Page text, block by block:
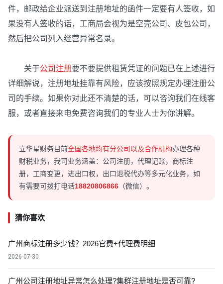
件，邮政给企业派送到注册地址的函件一定要有人签收，如
果没有人签收的话，工商局会视为是空壳公司、皮包公司，
然后把公司列入经营异常名录。
关于公司注册要不要提供租赁凭证的问题已在上述进行
详细解说，注册地址挂靠有风险，应该按照规定办理注册公
司的手续。如果你对此还不清楚的话，可以咨询我们在线客
服，或者直接来电免费咨询我们的专业人士为你讲解。
立华星财务目前全国各地均有分公司以及合作机构办理各种
财税业务，我司业务涵盖：公司注册，代理记账，商标注
册，工商变更，进出口权，出口退税代办等多元化业务，如
有需要可拨打电话18820806866 （微信）。
猜你喜欢
广州商标注册多少钱？2026官费+代理费明细
2026-07-30
广州公司注册地址异常怎么处理?集群注册地址是否可靠?